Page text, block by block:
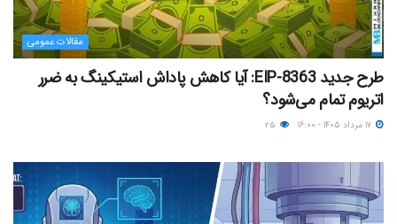
مقالات عمومی
طرح جدید EIP-8363: آیا کاهش پاداش استیکینگ به ضرر
اتریوم تمام می‌شود؟